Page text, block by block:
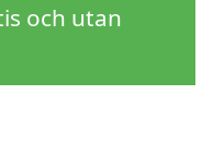
och utan